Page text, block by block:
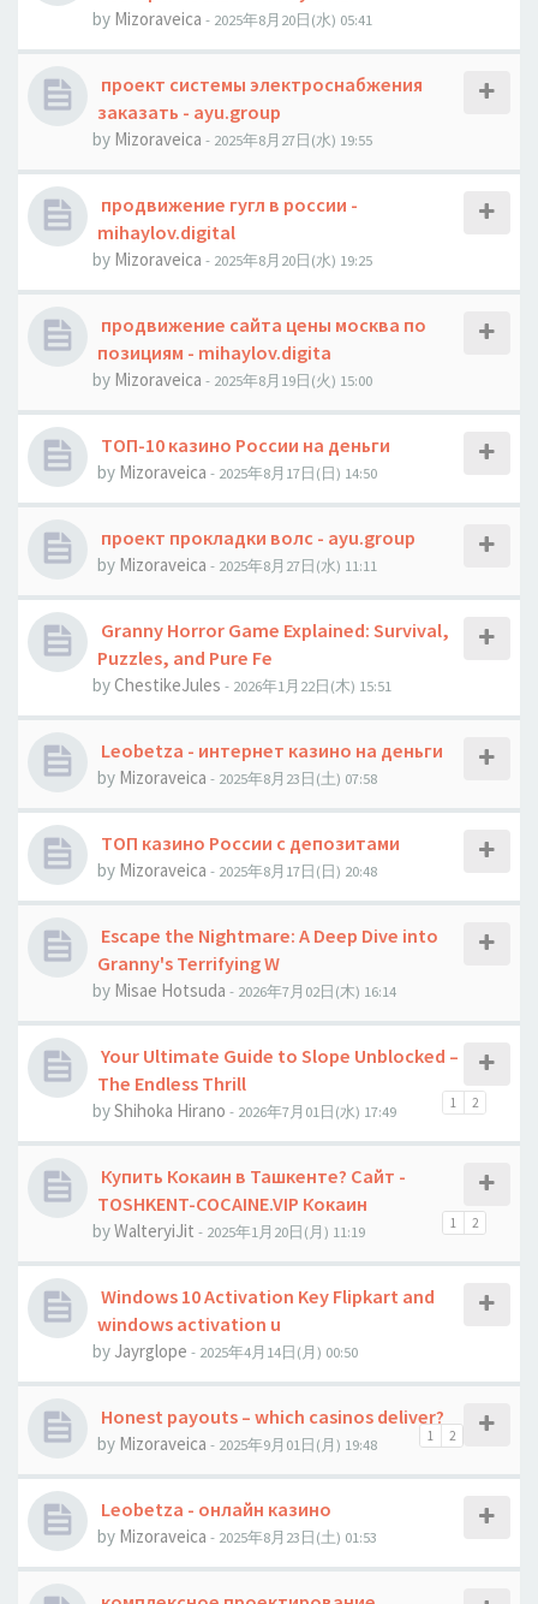
by Mizoraveica - 2025年8月20日(水) 05:41
проект системы электроснабжения
заказать - ayu.group
by Mizoraveica - 2025年8月27日(水) 19:55
продвижение гугл в россии -
mihaylov.digital
by Mizoraveica - 2025年8月20日(水) 19:25
продвижение сайта цены москва по
позициям - mihaylov.digita
by Mizoraveica - 2025年8月19日(火) 15:00
ТОП-10 казино России на деньги
by Mizoraveica - 2025年8月17日(日) 14:50
проект прокладки волс - ayu.group
by Mizoraveica - 2025年8月27日(水) 11:11
Granny Horror Game Explained: Survival,
Puzzles, and Pure Fe
byChestikeJules - 2026年1月22日(木) 15:51
Leobetza - интернет казино на деньги
by Mizoraveica - 2025年8月23日(土) 07:58
ТОП казино России с депозитами
by Mizoraveica - 2025年8月17日(日) 20:48
Escape the Nightmare: A Deep Dive into
Granny's Terrifying W
by Misae Hotsuda - 2026年7月02日(木) 16:14
Your Ultimate Guide to Slope Unblocked –
The Endless Thrill
1 2
byShihoka Hirano - 2026年7月01日(水) 17:49
Купить Кокаин в Ташкенте? Сайт -
TOSHKENT-COCAINE.VIP Кокаин
1 2
byWalteryiJit - 2025年1月20日(月) 11:19
Windows 10 Activation Key Flipkart and
windows activation u
by Jауrglope - 2025年4月14日(月) 00:50
Honest payouts – which casinos deliver?
1 2
by Mizoraveica - 2025年9月01日(月) 19:48
Leobetza - онлайн казино
by Mizoraveica - 2025年8月23日(土) 01:53